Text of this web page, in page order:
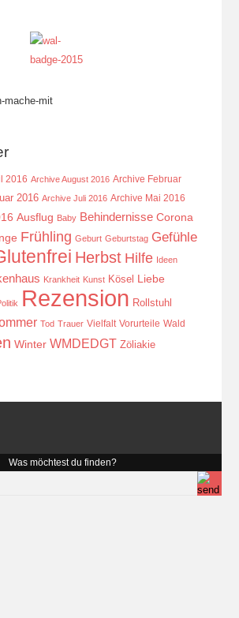
2016 Archive August 2016 Archive Februar
2016 Archive Juli 2016 Archive Mai 2016
Ausflug Baby Behindernisse Corona
Frühling Geburt Geburtstag Gefühle
Herbst Hilfe Ideen
Krankheit Kunst Kösel Liebe
Rezension Rollstuhl
Tod Trauer Vielfalt Vorurteile Wald
Winter WMDEDGT Zöliakie
Was möchtest du finden?